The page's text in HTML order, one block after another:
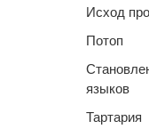
Исход
Потоп
языков
Тартария